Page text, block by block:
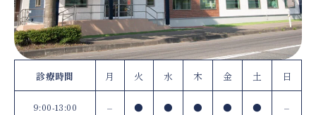
診療時間 月 火 水 木 金 土 日
9:00-13:00 – ● ● ● ● ● –